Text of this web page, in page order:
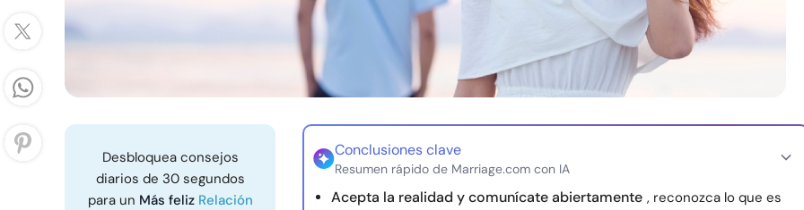
Desbloquea consejos
diarios de 30 segundos
para un Más feliz Relación
Conclusiones clave
Resumen rápido de Marriage.com con IA
Acepta la realidad y comunícate abiertamente , reconozca lo que es